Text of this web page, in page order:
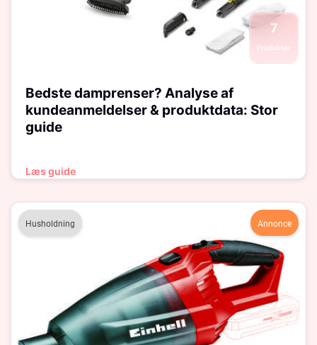
7
Produkter
Bedste damprenser? Analyse af
kundeanmeldelser & produktdata: Stor
guide
Læs guide
Husholdning Annonce